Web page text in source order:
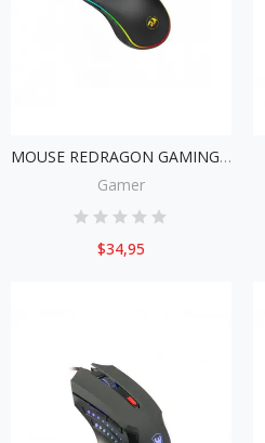
MOUSE REDRAGON GAMING COBRA M711 RGB
Gamer
$34,95